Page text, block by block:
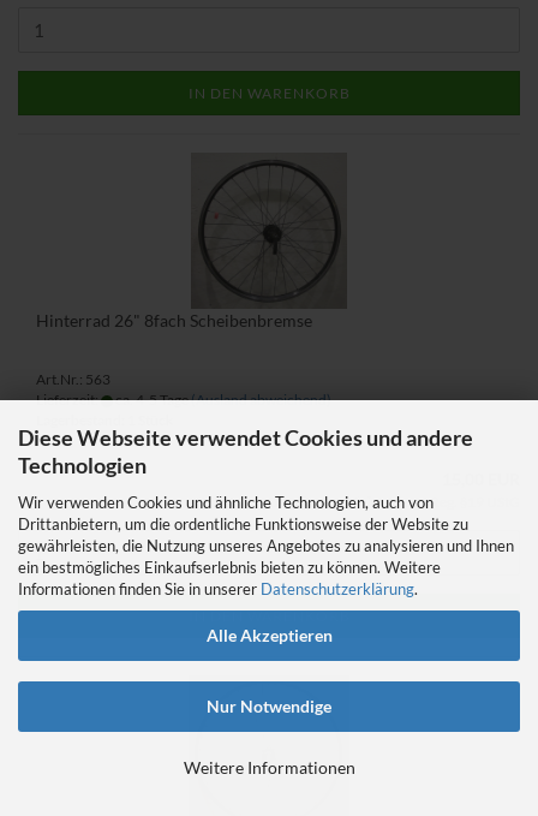
Diese Webseite verwendet Cookies und andere
Technologien
Wir verwenden Cookies und ähnliche Technologien, auch von
Drittanbietern, um die ordentliche Funktionsweise der Website zu
gewährleisten, die Nutzung unseres Angebotes zu analysieren und Ihnen
ein bestmögliches Einkaufserlebnis bieten zu können. Weitere
Informationen finden Sie in unserer Datenschutzerklärung.
Alle Akzeptieren
Nur Notwendige
Weitere Informationen
IN DEN WARENKORB
Hinterrad 26" 8fach Scheibenbremse
Art.Nr.: 563
Lieferzeit:
ca. 4-5 Tage(Ausland abweichend)
Kein Steuerausweis gem. Kleinuntern.-Reg. §19 UStG
IN DEN WARENKORB